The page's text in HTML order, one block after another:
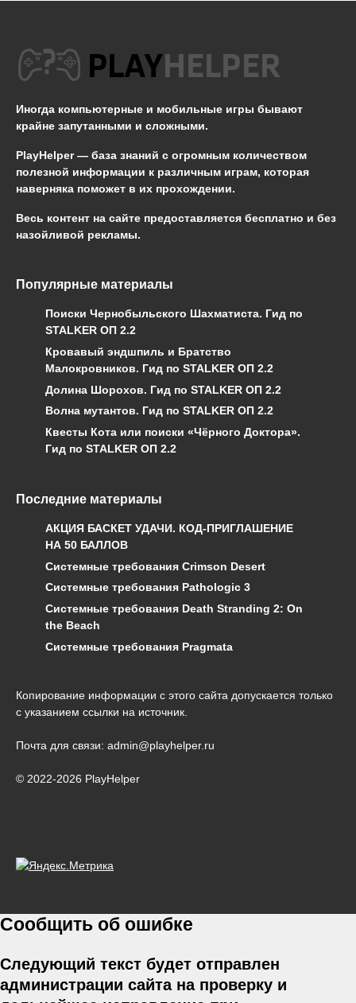
Иногда компьютерные и мобильные игры бывают
крайне запутанными и сложными.
PlayHelper — база знаний с огромным количеством
полезной информации к различным играм, которая
наверняка поможет в их прохождении.
Весь контент на сайте предоставляется бесплатно и без
назойливой рекламы.
Популярные материалы
Поиски Чернобыльского Шахматиста. Гид по
STALKER ОП 2.2
Кровавый эндшпиль и Братство
Малокровников. Гид по STALKER ОП 2.2
Долина Шорохов. Гид по STALKER ОП 2.2
Волна мутантов. Гид по STALKER ОП 2.2
Квесты Кота или поиски «Чёрного Доктора».
Гид по STALKER ОП 2.2
Последние материалы
АКЦИЯ БАСКЕТ УДАЧИ. КОД-ПРИГЛАШЕНИЕ
НА 50 БАЛЛОВ
Системные требования Crimson Desert
Системные требования Pathologic 3
Системные требования Death Stranding 2: On
the Beach
Системные требования Pragmata
Копирование информации с этого сайта допускается только
с указанием ссылки на источник.
Почта для связи: admin@playhelper.ru
© 2022-2026 PlayHelper
Сообщить об ошибке
Следующий текст будет отправлен
администрации сайта на проверку и